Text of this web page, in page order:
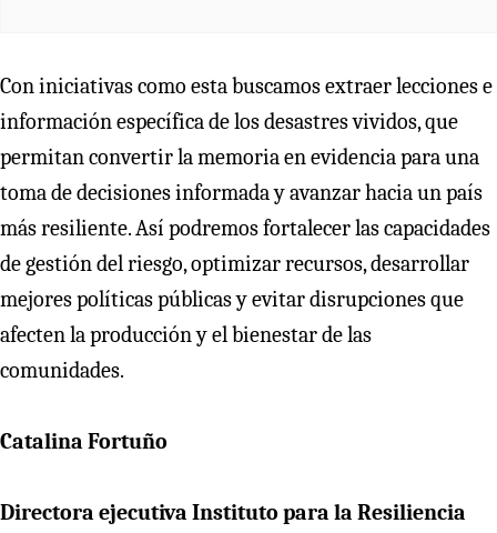
Con iniciativas como esta buscamos extraer lecciones e
información específica de los desastres vividos, que
permitan convertir la memoria en evidencia para una
toma de decisiones informada y avanzar hacia un país
más resiliente. Así podremos fortalecer las capacidades
de gestión del riesgo, optimizar recursos, desarrollar
mejores políticas públicas y evitar disrupciones que
afecten la producción y el bienestar de las
comunidades.
Catalina Fortuño
Directora ejecutiva Instituto para la Resiliencia